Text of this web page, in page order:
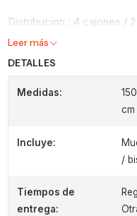
Distribucion : 4 cajones /
Leer más
DETALLES
Medidas:
cm
Incluye:
/
Tiempos de
entrega: